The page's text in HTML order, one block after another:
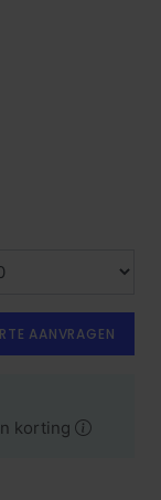
AANVRAGEN
korting